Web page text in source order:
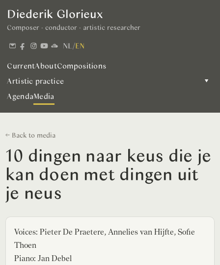
Diederik Glorieux
Composer · conductor · artistic researcher
NL /EN
CurrentAboutCompositions
Artistic practice
▾
AgendaMedia
← Back to media
10 dingen naar keus die je
kan doen met dingen uit
je neus
Voices: Pieter De Praetere, Annelies van Hijfte, Sofie
Thoen
Piano: Jan Debel